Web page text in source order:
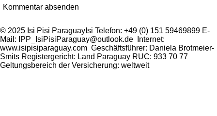
Kommentar absenden
© 2025 Isi Pisi ParaguayIsi Telefon: +49 (0) 151 59469899 E-
Mail: IPP_IsiPisiParaguay@outlook.de Internet:
www.isipisiparaguay.com Geschäftsführer: Daniela Brotmeier-
Smits Registergericht: Land Paraguay RUC: 933 70 77
Geltungsbereich der Versicherung: weltweit